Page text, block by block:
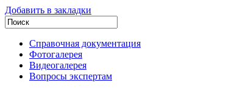
Добавить в закладки
Справочная документация
Фотогалерея
Видеогалерея
Вопросы экспертам